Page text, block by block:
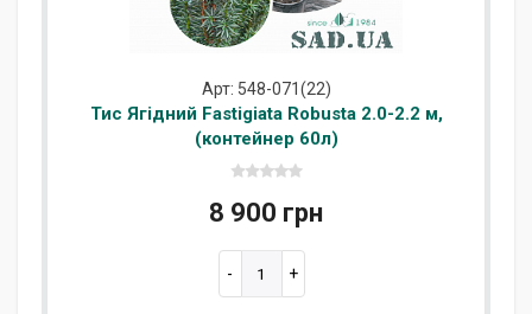
Арт: 548-071(22)
Тис Ягідний Fastigiata Robusta 2.0-2.2 м,
(контейнер 60л)
8 900 грн